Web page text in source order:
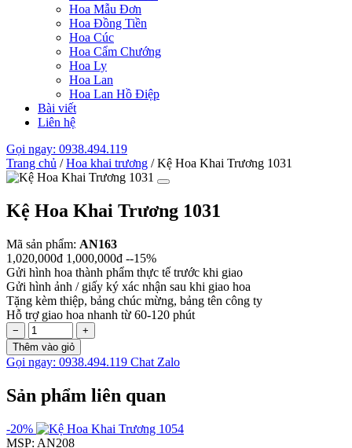
Hoa Mẫu Đơn
Hoa Đồng Tiền
Hoa Cúc
Hoa Cẩm Chướng
Hoa Ly
Hoa Lan
Hoa Lan Hồ Điệp
Bài viết
Liên hệ
Gọi ngay: 0938.494.119
Trang chủ / Hoa khai trương / Kệ Hoa Khai Trương 1031
Kệ Hoa Khai Trương 1031
Mã sản phẩm: AN163
1,020,000đ 1,000,000đ --15%
Gửi hình hoa thành phẩm thực tế trước khi giao
Gửi hình ảnh / giấy ký xác nhận sau khi giao hoa
Tặng kèm thiệp, bảng chúc mừng, bảng tên công ty
Hỗ trợ giao hoa nhanh từ 60-120 phút
−
+
Thêm vào giỏ
Gọi ngay: 0938.494.119 Chat Zalo
Sản phẩm liên quan
-20%
MSP: AN208